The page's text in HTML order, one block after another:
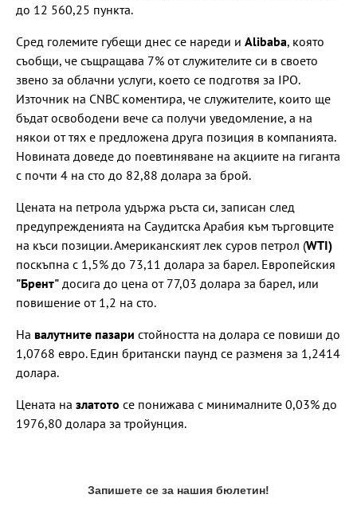
до 12 560,25 пункта.
Сред големите губещи днес се нареди и Alibaba, която
съобщи, че същращава 7% от служителите си в своето
звено за облачни услуги, което се подготвя за IPO.
Източник на CNBC коментира, че служителите, които ще
бъдат освободени вече са получи уведомление, а на
някои от тях е предложена друга позиция в компанията.
Новината доведе до поевтиняване на акциите на гиганта
с почти 4 на сто до 82,88 долара за брой.
Цената на петрола удържа ръста си, записан след
предупрежденията на Саудитска Арабия към търговците
на къси позиции. Американският лек суров петрол (WTI)
поскъпна с 1,5% до 73,11 долара за барел. Европейския
"Брент" досига до цена от 77,03 долара за барел, или
повишение от 1,2 на сто.
На валутните пазари стойността на долара се повиши до
1,0768 евро. Един британски паунд се разменя за 1,2414
долара.
Цената на златото се понижава с минималните 0,03% до
1976,80 долара за тройунция.